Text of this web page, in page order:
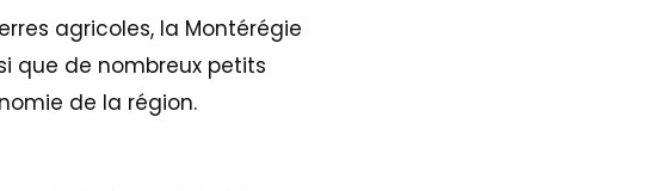
agricoles, la Montérégie
que de nombreux petits
de la région.